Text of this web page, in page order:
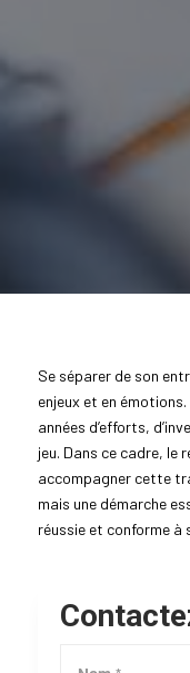
Se séparer de son
enjeux et en
années d’efforts,
jeu. Dans ce cadre, le
accompagner cette
mais une démarche
réussie et conforme à